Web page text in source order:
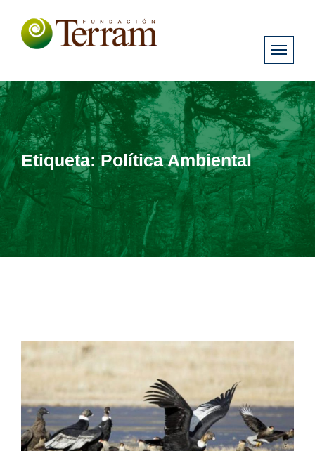
Etiqueta:Política Ambiental